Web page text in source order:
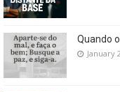
Quando
January